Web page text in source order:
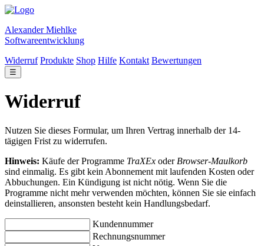
Alexander Miehlke
Softwareentwicklung
Widerruf Produkte Shop Hilfe Kontakt Bewertungen
☰
Widerruf
Nutzen Sie dieses Formular, um Ihren Vertrag innerhalb der 14-
tägigen Frist zu widerrufen.
Hinweis: Käufe der Programme TraXEx oder Browser-Maulkorb
sind einmalig. Es gibt kein Abonnement mit laufenden Kosten oder
Abbuchungen. Ein Kündigung ist nicht nötig. Wenn Sie die
Programme nicht mehr verwenden möchten, können Sie sie einfach
deinstallieren, ansonsten besteht kein Handlungsbedarf.
Kundennummer
Rechnungsnummer